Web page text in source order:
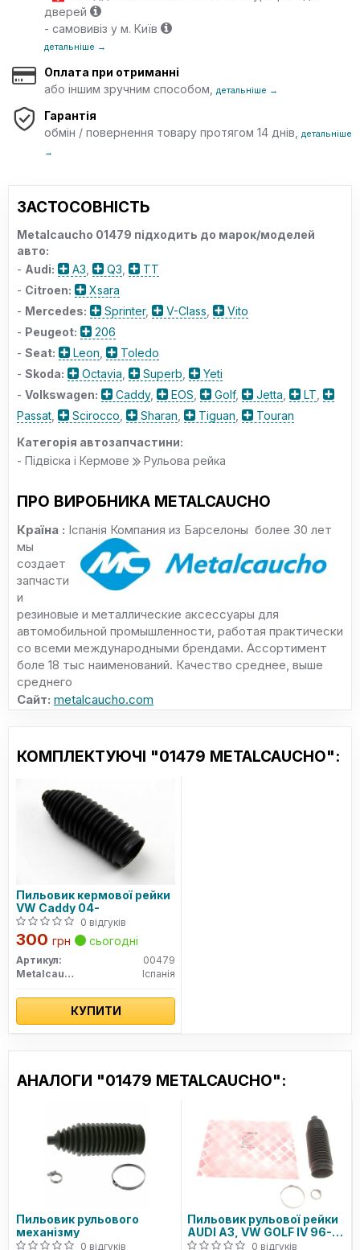
дверей
- самовивіз у м. Київ
детальніше →
Оплата при отриманні
або іншим зручним способом,
детальніше →
Гарантія
обмін / повернення товару протягом 14 днів,
детальніше
→
ЗАСТОСОВНІСТЬ
Metalcaucho 01479 підходить до марок/моделей
авто:
- Audi: A3 Q3
TT
- Citroen:
Xsara
- Mercedes: Sprinter, V-Class
Vito
- Peugeot:
206
- Seat: Leon
Toledo
- Skoda: Octavia Superb
Yeti
- Volkswagen: Caddy, EOS Golf, Jetta LT
Passat
Scirocco Sharan Tiguan
Touran
Категорія автозапчастини:
- Підвіска і Кермове
Рульова рейка
ПРО ВИРОБНИКА METALCAUCHO
Країна : Іспанія Компания из Барселоны более 30 лет
мы
создает
запчасти
и
резиновые и металлические аксессуары для
автомобильной промышленности, работая практически
со всеми международными брендами. Ассортимент
боле 18 тыс наименований. Качество среднее, выше
среднего
Сайт: metalcaucho.com
КОМПЛЕКТУЮЧІ "01479 METALCAUCHO":
Пильовик кермової рейки
VW Caddy 04-
0 відгуків
300 грн сьогодні
Артикул:
00479
Metalcaucho
Іспанія
КУПИТИ
АНАЛОГИ "01479 METALCAUCHO":
Пильовик рульового
механізму
0 відгуків
Пильовик рульової рейки
AUDI A3, VW GOLF IV 96-10
перед. міст (Вир-во FEBI)
0 відгуків